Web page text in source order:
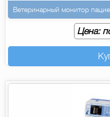
Ветеринарный монитор
Цена: